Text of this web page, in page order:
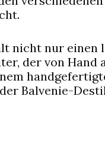
nicht nur einen
der von
Balvenie-